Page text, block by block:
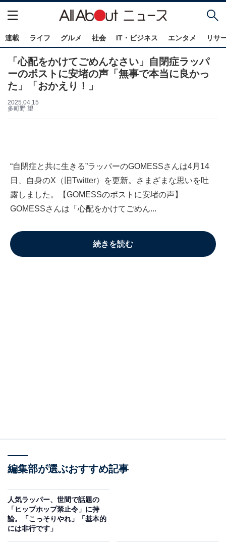
連載 ライフ グルメ 社会 IT・ビジネス エンタメ リサ
「心配をかけてごめんなさい」自閉症ラッパ
ーのポストに安堵の声「無事で本当に良かっ
た」「おかえり！」
2025.04.15
多町野 望
“自閉症と共に生きる”ラッパーのGOMESSさんは4月14
日、自身のX（旧Twitter）を更新。さまざまな思いを吐
露しました。【GOMESSのポストに安堵の声】
GOMESSさんは「心配をかけてごめん...
続きを読む
編集部が選ぶおすすめ記事
人気ラッパー、世間で話題の
「ヒップホップ禁止令」に持
論。「こっそりやれ」「基本的
には非行です」